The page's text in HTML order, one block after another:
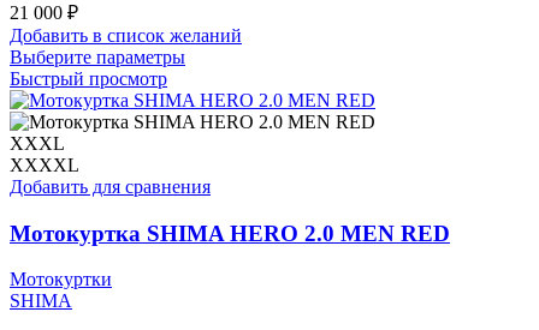
21 000 ₽
Добавить в список желаний
Выберите параметрыЭтот
имеет
несколько
можно
на
странице
Быстрый просмотр
XXXL
XXXXL
Добавить для сравнения
Мотокуртка SHIMA HERO 2.0 MEN RED
Мотокуртки
SHIMA